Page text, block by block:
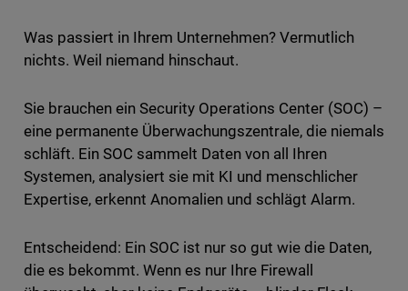
Was passiert in Ihrem Unternehmen? Vermutlich
nichts. Weil niemand hinschaut.
Sie brauchen ein Security Operations Center (SOC) –
eine permanente Überwachungszentrale, die niemals
schläft. Ein SOC sammelt Daten von all Ihren
Systemen, analysiert sie mit KI und menschlicher
Expertise, erkennt Anomalien und schlägt Alarm.
Entscheidend: Ein SOC ist nur so gut wie die Daten,
die es bekommt. Wenn es nur Ihre Firewall